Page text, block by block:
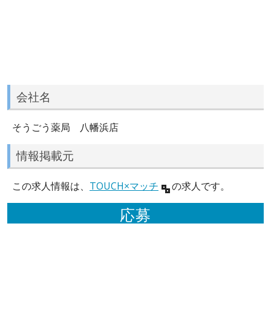
会社名
そうごう薬局 八幡浜店
情報掲載元
この求人情報は、 TOUCH×マッチ の求人です。
応募